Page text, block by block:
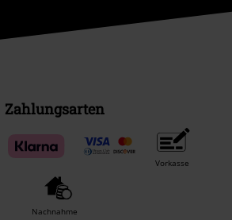
Zahlungsarten
Vorkasse
Nachnahme